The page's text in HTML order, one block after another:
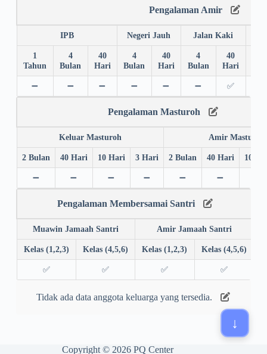
Pengalaman Amir
IPB Negeri Jauh Jalan Kaki
1
Tahun
4
Bulan
40
Hari
4
Bulan
40
Hari
4
Bulan
40
Hari
➖ ➖ ➖ ➖ ➖ ➖ ✅
Pengalaman Masturoh
Keluar Masturoh Amir Masturoh
2 Bulan 40 Hari 10 Hari 3 Hari 2 Bulan 40 Hari 10
➖ ➖ ➖ ➖ ➖ ➖
Pengalaman Membersamai Santri
Muawin Jamaah Santri Amir Jamaah Santri
Kelas (1,2,3) Kelas (4,5,6) Kelas (1,2,3) Kelas (4,5,6)
✅ ✅ ✅ ✅
Tidak ada data anggota keluarga yang tersedia.
Copyright © 2026 PQ Center